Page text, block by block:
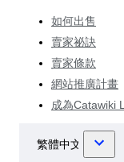
如何出售
賣家祕訣
賣家條款
網站推廣計畫
成為Catawiki